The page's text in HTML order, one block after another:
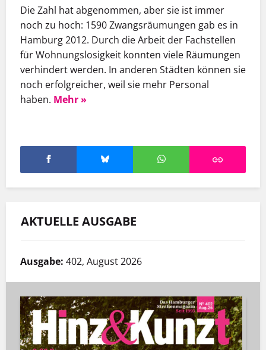
Die Zahl hat abgenommen, aber sie ist immer
noch zu hoch: 1590 Zwangsräumungen gab es in
Hamburg 2012. Durch die Arbeit der Fachstellen
für Wohnungslosigkeit konnten viele Räumungen
verhindert werden. In anderen Städten können sie
noch erfolgreicher, weil sie mehr Personal
haben. Mehr »
AKTUELLE AUSGABE
Ausgabe: 402, August 2026